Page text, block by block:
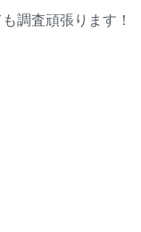
調査頑張ります！